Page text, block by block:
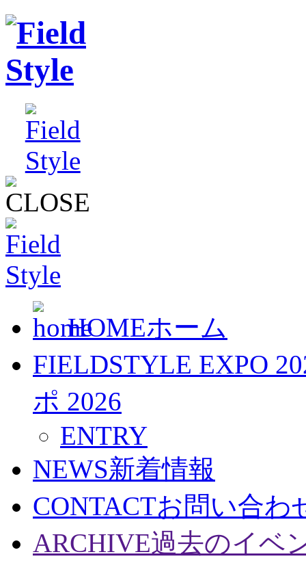
HOMEホーム
FIELDSTYLE EXPO
ポ 2026
ENTRY
NEWS新着情報
CONTACTお問い合わ
ARCHIVE過去のイベ